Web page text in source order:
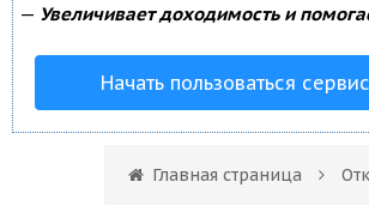
— Увеличивает доходимость и
Начать пользоваться
Главная страница